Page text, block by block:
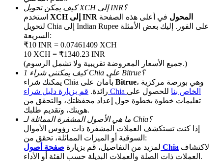
الإحالة
قم بدعوة صديق لتحصل على مكافآت نقدية
Deposit CASHCAT & Win
Deposit CASHCAT & Win
كيف يمكن تحويل XCH إلى INR؟
XCH إلى INR المحول في أعلى هذه الصفحة
لتحويل Chia إلى Indian Rupee على الفور. إليك بعض الأمثلة
السريعة:
₹10 INR = 0.07461409 XCH
10 XCH = ₹1340.23 INR
(جميع الأسعار المعروضة تقريبية ولا تشمل الرسوم.)
كيف يمكنني شراء 1 Chia على Bitrue؟
Bitrue، وهي بورصة مركزية
رائدة.
قم بزيارة دليل شراء Chia الخاص بنا للحصول على
تعليمات خطوة بخطوة حول إعداد محفظتك، والتحقق من
هويتك، وتقديم طلبك.
ما هي الأصول المشفرة المماثلة لـ Chia؟
إذا كنت تستكشف العملات المشفرة ذات رؤوس الأموال
السوقية أو الميزات المماثلة، تحقق من:
لمزيد من التفاصيل، قم بزيارة صفحة أصول Chia
العملات ذات الصلة والعملات البديلة حسب الفئة أو الأداء.